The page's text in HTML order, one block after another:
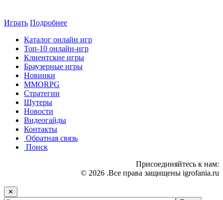
Играть Подробнее
Каталог онлайн игр
Топ-10 онлайн-игр
Клиентские игры
Браузерные игры
Новинки
MMORPG
Стратегии
Шутеры
Новости
Видеогайды
Контакты
Обратная связь
Поиск
Присоединяйтесь к нам:
© 2026 .Все права защищены igrofania.ru
✕